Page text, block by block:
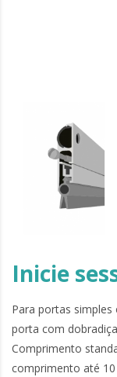
Inicie
Para portas
porta com
Comprimento
comprimento até